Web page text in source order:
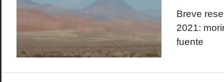
Breve
2021:
fuente